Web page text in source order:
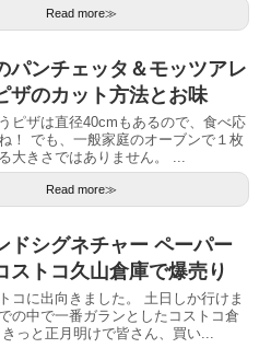
Read more≫
パンチェッタ＆モッツアレ
ザのカット方法とお味
ピザは直径40cmもあるので、食べ応
！ でも、一般家庭のオーブンで１枚
大きさではありません。 ...
Read more≫
ドシグネチャー ペーパー
ストコ久山倉庫で爆売り
コに出向きました。 土日しか行けま
の中で一番ガランとしたコストコ倉
っと正月明けで皆さん、買い...